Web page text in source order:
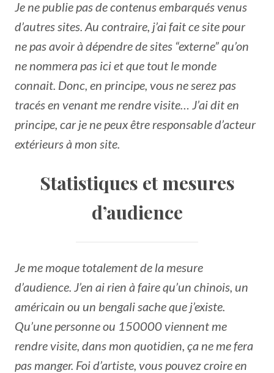
Je ne publie pas de contenus embarqués venus
d’autres sites. Au contraire, j’ai fait ce site pour
ne pas avoir à dépendre de sites “externe” qu’on
ne nommera pas ici et que tout le monde
connait. Donc, en principe, vous ne serez pas
tracés en venant me rendre visite… J’ai dit en
principe, car je ne peux être responsable d’acteur
extérieurs à mon site.
Statistiques et mesures
d’audience
Je me moque totalement de la mesure
d’audience. J’en ai rien à faire qu’un chinois, un
américain ou un bengali sache que j’existe.
Qu’une personne ou 150000 viennent me
rendre visite, dans mon quotidien, ça ne me fera
pas manger. Foi d’artiste, vous pouvez croire en